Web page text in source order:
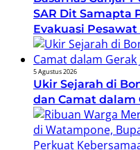
SAR Dit Samapta
Evakuasi Pesawat
5 Agustus 2026
Ukir Sejarah di
dan Camat dalam